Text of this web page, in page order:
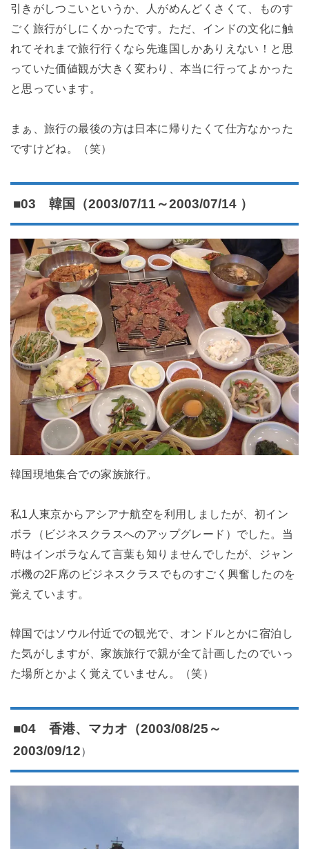
引きがしつこいというか、人がめんどくさくて、ものす
ごく旅行がしにくかったです。ただ、インドの文化に触
れてそれまで旅行行くなら先進国しかありえない！と思
っていた価値観が大きく変わり、本当に行ってよかった
と思っています。
まぁ、旅行の最後の方は日本に帰りたくて仕方なかった
ですけどね。（笑）
■03 韓国（2003/07/11～2003/07/14 ）
韓国現地集合での家族旅行。
私1人東京からアシアナ航空を利用しましたが、初イン
ボラ（ビジネスクラスへのアップグレード）でした。当
時はインボラなんて言葉も知りませんでしたが、ジャン
ボ機の2F席のビジネスクラスでものすごく興奮したのを
覚えています。
韓国ではソウル付近での観光で、オンドルとかに宿泊し
た気がしますが、家族旅行で親が全て計画したのでいっ
た場所とかよく覚えていません。（笑）
■04 香港、マカオ（2003/08/25～
2003/09/12）